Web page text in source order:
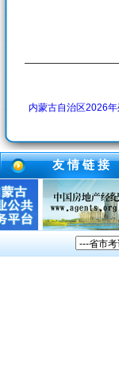
内蒙古自治区2026
友 情 链 接